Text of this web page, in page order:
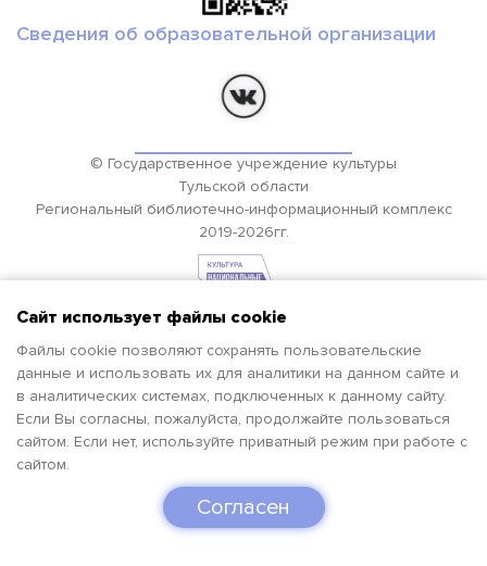
Сайт использует файлы cookie
Файлы cookie позволяют сохранять пользовательские
данные и использовать их для аналитики на данном сайте и
в аналитических системах, подключенных к данному сайту.
Если Вы согласны, пожалуйста, продолжайте пользоваться
сайтом. Если нет, используйте приватный режим при работе с
сайтом.
Согласен
Сведения об образовательной организации
© Государственное учреждение культуры
Тульской области
Региональный библиотечно-информационный комплекс
2019-2026гг.